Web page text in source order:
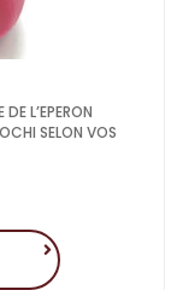
L’EPERON
SELON VOS